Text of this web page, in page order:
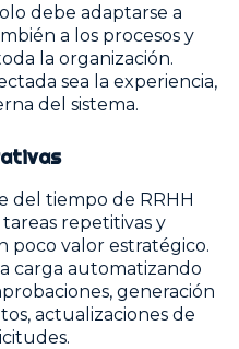
debe adaptarse a
a los procesos y
la organización.
sea la experiencia,
del sistema.
del tiempo de RRHH
repetitivas y
poco valor estratégico.
carga automatizando
generación
actualizaciones de